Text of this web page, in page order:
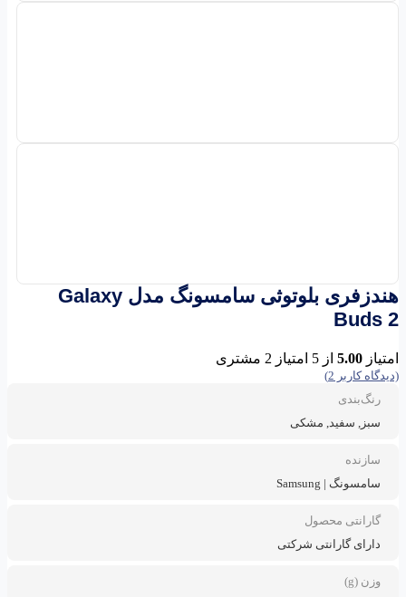
هندزفری بلوتوثی سامسونگ مدل Galaxy
Buds 2
امتیاز 5.00 از 5 امتیاز 2 مشتری
(دیدگاه کاربر 2
)
رنگ‌بندی
سبز, سفید, مشکی
سازنده
سامسونگ | Samsung
گارانتی محصول
دارای گارانتی شرکتی
وزن (g)